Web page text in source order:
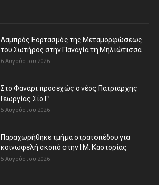
Λαμπρός Εορτασμός της Μεταμορφώσεως
του Σωτήρος στην Παναγία τη Μηλιώτισσα
6 Αυγούστου 2026
Στο Φανάρι προσεχώς ο νέος Πατριάρχης
Γεωργίας Σίο Γ’
5 Αυγούστου 2026
Παραχωρήθηκε τμήμα στρατοπέδου για
κοινωφελή σκοπό στην Ι.Μ. Καστορίας
5 Αυγούστου 2026